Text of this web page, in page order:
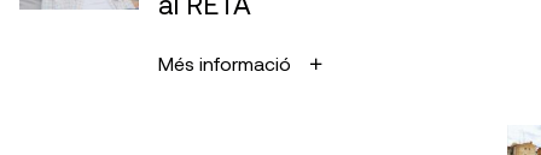
Més informació